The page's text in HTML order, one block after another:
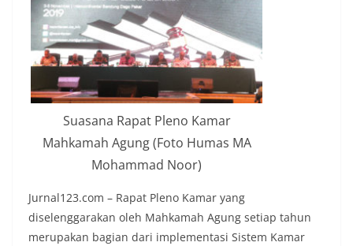
Suasana Rapat Pleno Kamar
Mahkamah Agung (Foto Humas MA
Mohammad Noor)
Jurnal123.com – Rapat Pleno Kamar yang
diselenggarakan oleh Mahkamah Agung setiap tahun
merupakan bagian dari implementasi Sistem Kamar